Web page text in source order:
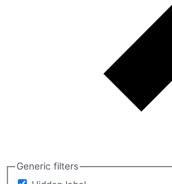
Generic filters